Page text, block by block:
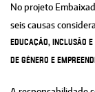
No projeto
seis causas
educação, inclusão
de género e